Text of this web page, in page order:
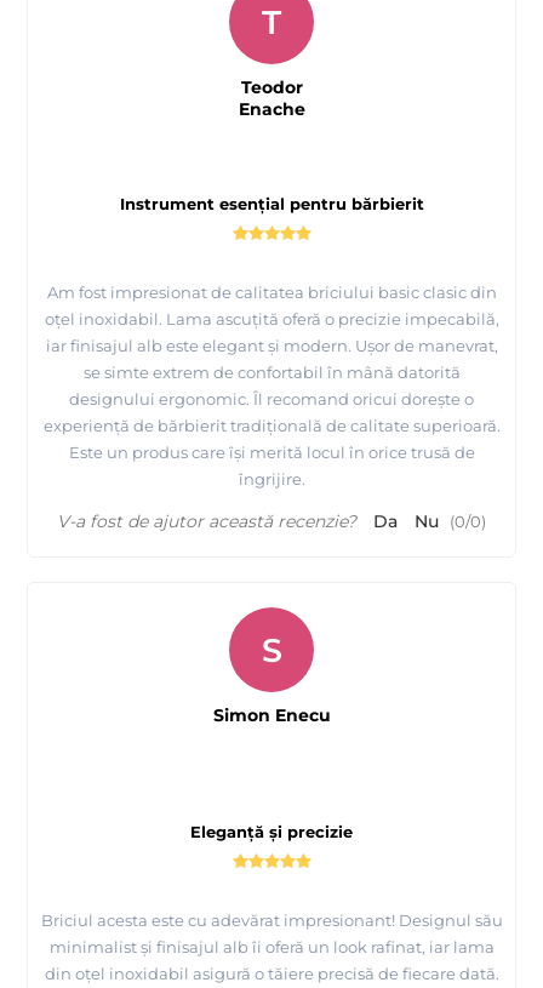
Instrument esențial pentru bărbierit
Am fost impresionat de calitatea briciului basic clasic din
oțel inoxidabil. Lama ascuțită oferă o precizie impecabilă,
iar finisajul alb este elegant și modern. Ușor de manevrat,
se simte extrem de confortabil în mână datorită
designului ergonomic. Îl recomand oricui dorește o
experiență de bărbierit tradițională de calitate superioară.
Este un produs care își merită locul în orice trusă de
îngrijire.
T
Teodor
Enache
V-a fost de ajutor această recenzie? Da Nu (0/0)
Eleganță și precizie
Briciul acesta este cu adevărat impresionant! Designul său
minimalist și finisajul alb îi oferă un look rafinat, iar lama
din oțel inoxidabil asigură o tăiere precisă de fiecare dată.
S
Simon Enecu